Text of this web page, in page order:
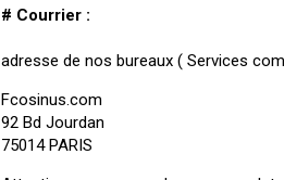
# Courrier :
adresse de nos bureaux ( Services
Fcosinus.com
92 Bd Jourdan
75014 PARIS